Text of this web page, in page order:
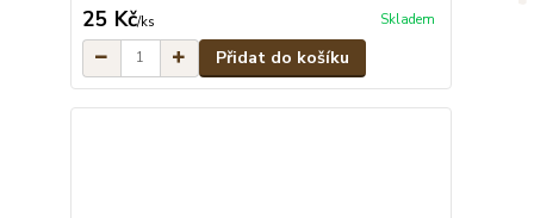
25 Kč/ks Skladem
Přidat do košíku